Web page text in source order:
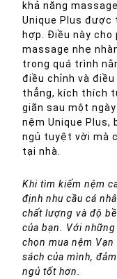
khả năng
Unique Plus
hợp. Điều này
massage nhẹ
trong quá trình
điều chỉnh và điều
thẳng, kích thích
giãn sau một
nệm Unique Plus,
ngủ tuyệt vời mà
tại nhà.
Khi tìm kiếm nệm
định nhu cầu cá
chất lượng và độ
của bạn. Với
chọn mua nệm
sách của mình,
ngủ tốt hơn.